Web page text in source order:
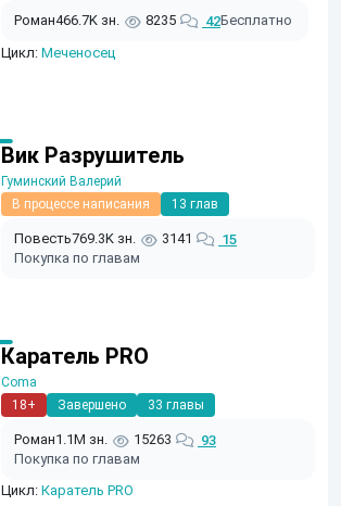
Роман466.7K зн. 8235 42Бесплатно
Цикл: Меченосец
Вик Разрушитель
Гуминский Валерий
В процессе написания
13 глав
Повесть769.3K зн. 3141
15
Покупка по главам
Каратель PRO
Coma
18+
Завершено 33 главы
Роман1.1M зн. 15263
93
Покупка по главам
Цикл: Каратель PRO